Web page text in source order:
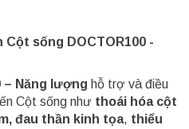
sống DOCTOR100 -
– Năng lượng hỗ trợ và điều
Cột sống như thoái hóa cột
đau thần kinh tọa, thiểu